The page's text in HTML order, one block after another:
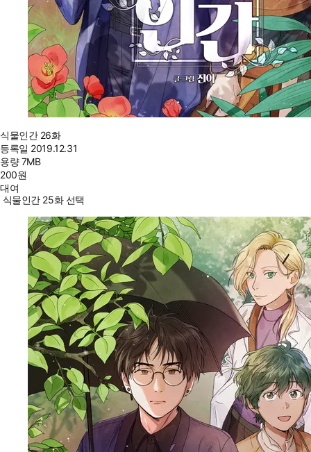
식물인간 26화
등록일 2019.12.31
용량7MB
200원
대여
식물인간 25화 선택